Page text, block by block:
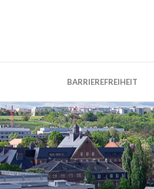
BARRIEREFREIHEIT